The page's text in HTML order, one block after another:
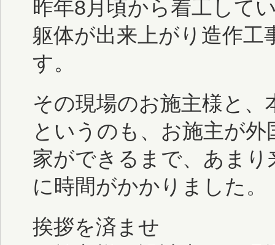
昨年8月頃から着工して
躯体が出来上がり造作
す。
その現場のお施主様と
というのも、お施主が
家ができるまで、あま
に時間がかかりました。
挨拶を済ませ